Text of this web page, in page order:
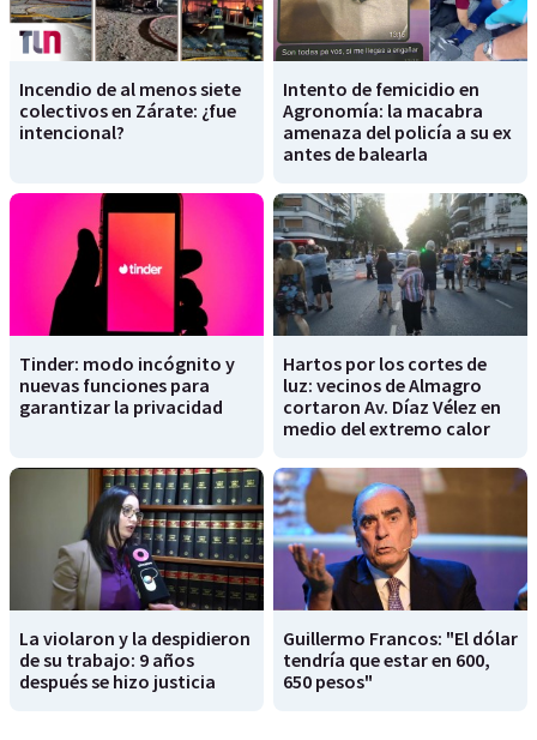
Incendio de al menos siete
colectivos en Zárate: ¿fue
intencional?
Intento de femicidio en
Agronomía: la macabra
amenaza del policía a su ex
antes de balearla
Tinder: modo incógnito y
nuevas funciones para
garantizar la privacidad
Hartos por los cortes de
luz: vecinos de Almagro
cortaron Av. Díaz Vélez en
medio del extremo calor
La violaron y la despidieron
de su trabajo: 9 años
después se hizo justicia
Guillermo Francos: "El dólar
tendría que estar en 600,
650 pesos"